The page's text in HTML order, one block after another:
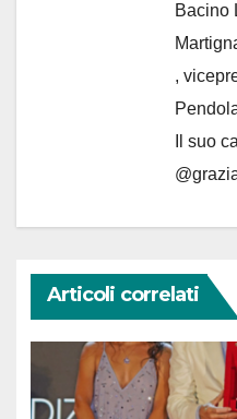
Bacino
,
Il suo
Articoli correlati